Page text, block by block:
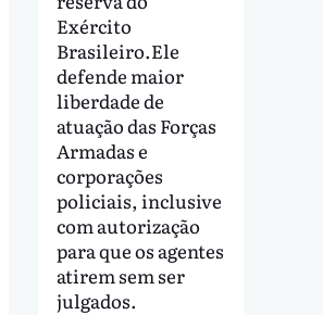
Exército
Brasileiro.Ele
defende maior
liberdade de
atuação das Forças
Armadas e
corporações
policiais, inclusive
com autorização
para que os agentes
atirem sem ser
julgados.